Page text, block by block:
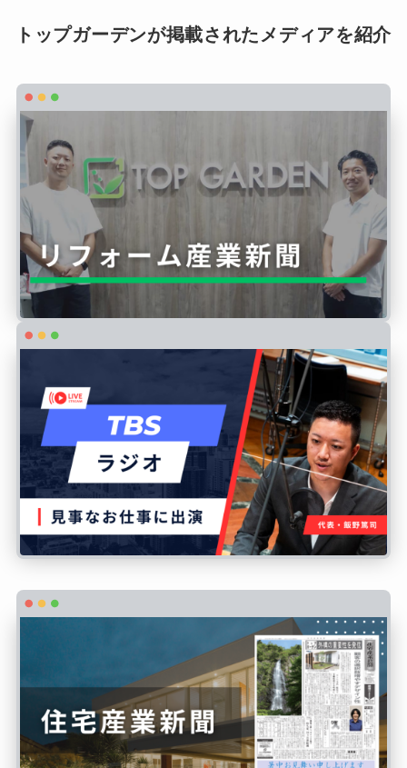
トップガーデンが掲載されたメディアを紹介